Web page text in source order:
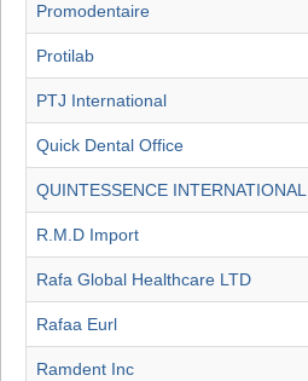
Promodentaire
Protilab
PTJ International
Quick Dental Office
QUINTESSENCE INTERNATIONAL
R.M.D Import
Rafa Global Healthcare LTD
Rafaa Eurl
Ramdent Inc